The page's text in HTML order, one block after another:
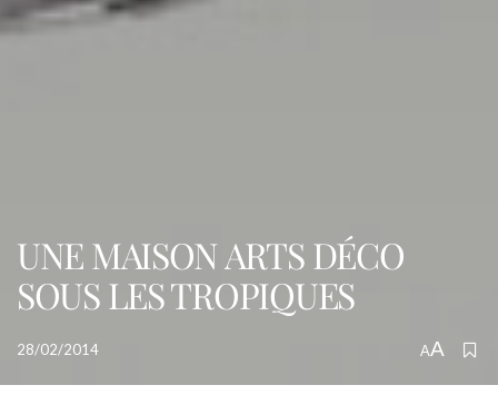
UNE MAISON ARTS DÉCO
SOUS LES TROPIQUES
28/02/2014 AA